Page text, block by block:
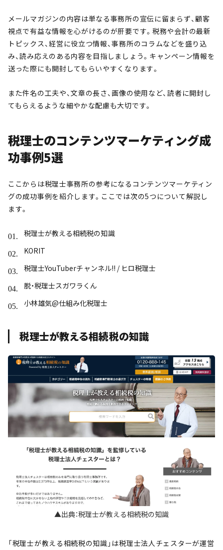
メールマガジンの内容は単なる事務所の宣伝に留まらず、顧客
視点で有益な情報を心がけるのが肝要です。税務や会計の最新
トピックス、経営に役立つ情報、事務所のコラムなどを盛り込
み、読み応えのある内容を目指しましょう。キャンペーン情報を
送った際にも開封してもらいやすくなります。
また件名の工夫や、文章の長さ、画像の使用など、読者に開封し
てもらえるような細やかな配慮も大切です。
税理士のコンテンツマーケティング成
功事例5選
ここからは税理士事務所の参考になるコンテンツマーケティン
グの成功事例を紹介します。ここでは次の5つについて解説し
ます。
税理士が教える相続税の知識
KORIT
税理士YouTuberチャンネル!! / ヒロ税理士
脱・税理士スガワラくん
小林雄気@仕組み化税理士
税理士が教える相続税の知識
▲出典：税理士が教える相続税の知識
「税理士が教える相続税の知識」は税理士法人チェスターが運営